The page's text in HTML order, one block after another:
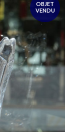
OBJET
VENDU